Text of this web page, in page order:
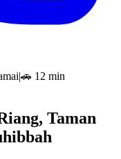
|🚗 12 min
Taman